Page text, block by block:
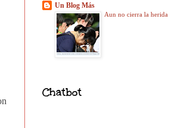
Un Blog Más
Aun no cierra la herida
Chatbot